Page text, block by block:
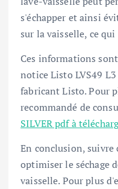
s'échapper et ainsi
sur la vaisselle, ce
Ces informations
notice Listo LVS49
fabricant Listo. Pour
recommandé de
SILVER pdf à
En conclusion, suivre
optimiser le séchage
vaisselle. Pour plus